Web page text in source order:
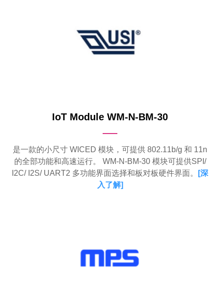
IoT Module WM-N-BM-30
是一款的小尺寸 WICED 模块，可提供 802.11b/g 和 11n
的全部功能和高速运行。 WM-N-BM-30 模块可提供SPI/
I2C/ I2S/ UART2 多功能界面选择和板对板硬件界面。
[深
入了解]